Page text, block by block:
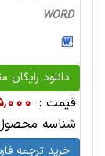
WORD
دانلود رایگان
قیمت :
شناسه
خرید ترجمه